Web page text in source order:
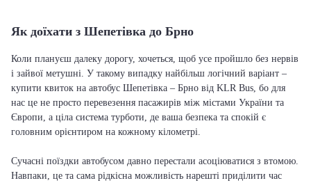
Як доїхати з Шепетівка до Брно
Коли плануєш далеку дорогу, хочеться, щоб усе пройшло без нервів
і зайвої метушні. У такому випадку найбільш логічний варіант –
купити квиток на автобус Шепетівка – Брно від KLR Bus, бо для
нас це не просто перевезення пасажирів між містами України та
Європи, а ціла система турботи, де ваша безпека та спокій є
головним орієнтиром на кожному кілометрі.
Сучасні поїздки автобусом давно перестали асоціюватися з втомою.
Навпаки, це та сама рідкісна можливість нарешті приділити час